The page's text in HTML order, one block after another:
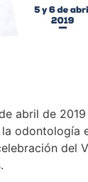
abril de
odontología
del